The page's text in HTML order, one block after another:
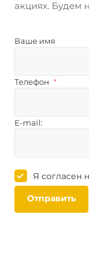
акциях. Будем
Ваше имя
Телефон *
E-mail:
Я согласен
Отправить